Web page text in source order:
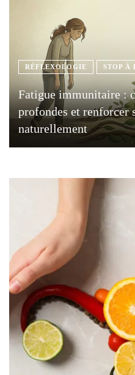
RÉFLEXOLOGIE STOP À
Fatigue immunitaire :
profondes et renforcer
naturellement